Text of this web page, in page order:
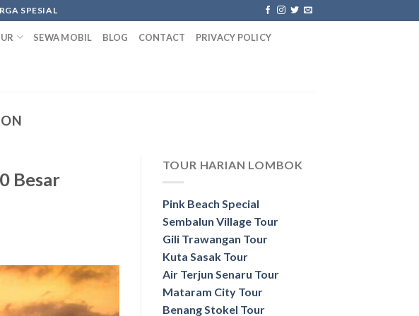
SPESIAL
SEWA MOBIL BLOG CONTACT PRIVACY POLICY
Besar
TOUR HARIAN LOMBOK
Pink Beach Special
Sembalun Village Tour
Gili Trawangan Tour
Kuta Sasak Tour
Air Terjun Senaru Tour
Mataram City Tour
Benang Stokel Tour